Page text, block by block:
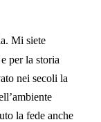
Mi siete
per la storia
nei secoli la
la fede anche